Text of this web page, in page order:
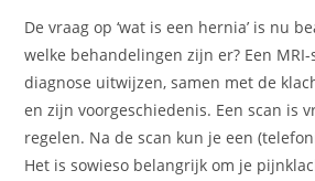
De vraag op ‘wat is een hernia’ is nu
welke behandelingen zijn er? Een
diagnose uitwijzen, samen met de
en zijn voorgeschiedenis. Een scan is
regelen. Na de scan kun je een
Het is sowieso belangrijk om je